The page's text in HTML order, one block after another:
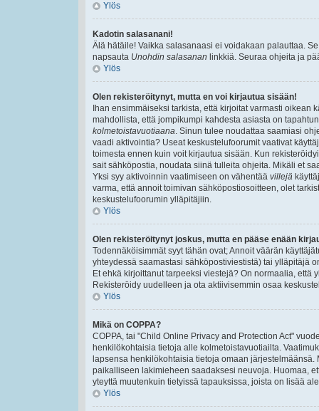
Ylös
Kadotin salasanani!
Älä hätäile! Vaikka salasanaasi ei voidakaan palauttaa.
napsauta Unohdin salasanan linkkiä. Seuraa ohjeita ja
Ylös
Olen rekisteröitynyt, mutta en voi kirjautua sisään!
Ihan ensimmäiseksi tarkista, että kirjoitat varmasti
mahdollista, että jompikumpi kahdesta asiasta on
kolmetoistavuotiaana. Sinun tulee noudattaa saamiasi
vaadi aktivointia? Useat keskustelufoorumit vaativat
toimesta ennen kuin voit kirjautua sisään. Kun
sait sähköpostia, noudata siinä tulleita ohjeita. Mikäli et
Yksi syy aktivoinnin vaatimiseen on vähentää villejä
varma, että annoit toimivan sähköpostiosoitteen, olet
keskustelufoorumin ylläpitäjiin.
Ylös
Olen rekisteröitynyt joskus, mutta en pääse enään
Todennäköisimmät syyt tähän ovat; Annoit väärän
yhteydessä saamastasi sähköpostiviestistä) tai ylläpitäjä
Et ehkä kirjoittanut tarpeeksi viestejä? On normaalia,
Rekisteröidy uudelleen ja ota aktiivisemmin osaa
Ylös
Mikä on COPPA?
COPPA, tai "Child Online Privacy and Protection Act"
henkilökohtaisia tietoja alle kolmetoistavuotiailta.
lapsensa henkilökohtaisia tietoja omaan
paikalliseen lakimieheen saadaksesi neuvoja. Huomaa,
yteyttä muutenkuin tietyissä tapauksissa, joista on lisää
Ylös